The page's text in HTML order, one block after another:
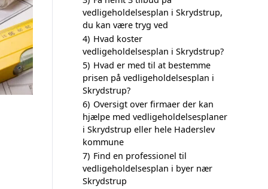
vedligeholdelsesplan i Skrydstrup,
du kan være tryg ved
4) Hvad koster
vedligeholdelsesplan i Skrydstrup?
5) Hvad er med til at bestemme
prisen på vedligeholdelsesplan i
Skrydstrup?
6) Oversigt over firmaer der kan
hjælpe med vedligeholdelsesplaner
i Skrydstrup eller hele Haderslev
kommune
7) Find en professionel til
vedligeholdelsesplan i byer nær
Skrydstrup